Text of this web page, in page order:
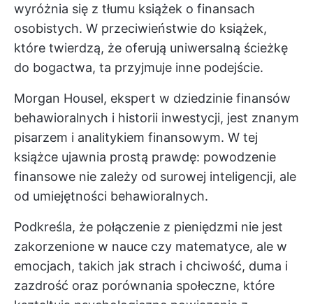
wyróżnia się z tłumu książek o finansach
osobistych. W przeciwieństwie do książek,
które twierdzą, że oferują uniwersalną ścieżkę
do bogactwa, ta przyjmuje inne podejście.
Morgan Housel, ekspert w dziedzinie finansów
behawioralnych i historii inwestycji, jest znanym
pisarzem i analitykiem finansowym. W tej
książce ujawnia prostą prawdę: powodzenie
finansowe nie zależy od surowej inteligencji, ale
od umiejętności behawioralnych.
Podkreśla, że połączenie z pieniędzmi nie jest
zakorzenione w nauce czy matematyce, ale w
emocjach, takich jak strach i chciwość, duma i
zazdrość oraz porównania społeczne, które